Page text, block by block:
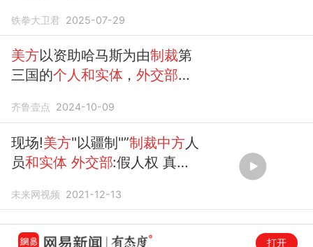
铁拳大卫君 2025-07-29
美方以资助哈马斯为由制裁第
三国的个人和实体 ，外交部表
齐鲁壹点 2024-10-09
现场!美方"以疆制"”制裁中方人
员和实体 外交部:假人权 真霸
未来网视频 2021-12-13
打开